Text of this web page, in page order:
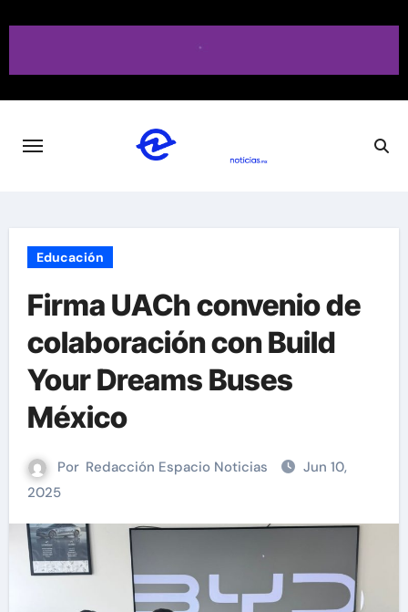
Educación
Firma UACh convenio de
colaboración con Build
Your Dreams Buses
México
Por Redacción Espacio Noticias
Jun 10,
2025